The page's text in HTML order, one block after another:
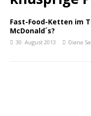
Fast-Food-Ketten im
McDonald´s?
30. August 2013 Diana